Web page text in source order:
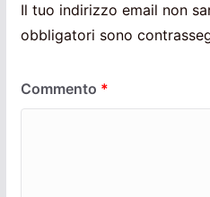
Il tuo indirizzo email non
obbligatori sono
Commento *